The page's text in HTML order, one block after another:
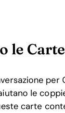
le
le
carte